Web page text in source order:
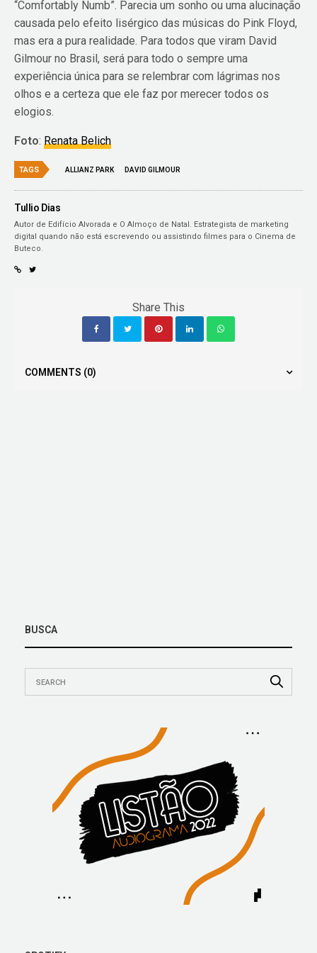
“Comfortably Numb”. Parecia um sonho ou uma alucinação
causada pelo efeito lisérgico das músicas do Pink Floyd,
mas era a pura realidade. Para todos que viram David
Gilmour no Brasil, será para todo o sempre uma
experiência única para se relembrar com lágrimas nos
olhos e a certeza que ele faz por merecer todos os
elogios.
Foto:Renata Belich
TAGS ALLIANZ PARK DAVID GILMOUR
Tullio Dias
Autor de Edifício Alvorada e O Almoço de Natal. Estrategista de marketing
digital quando não está escrevendo ou assistindo filmes para o Cinema de
Buteco.
Share This
COMMENTS (0)
BUSCA